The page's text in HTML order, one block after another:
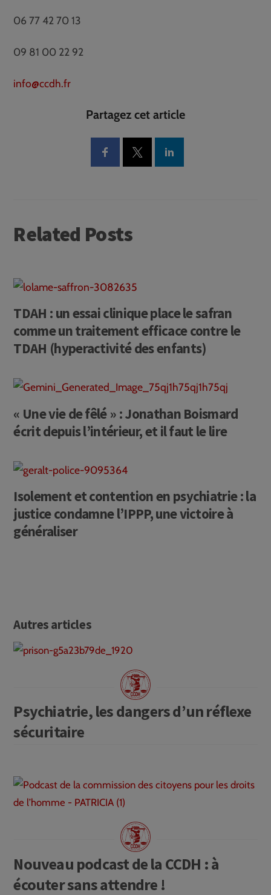
06 77 42 70 13
09 81 00 22 92
info@ccdh.fr
Partagez cet article
Related Posts
TDAH : un essai clinique place le safran
comme un traitement efficace contre le
TDAH (hyperactivité des enfants)
« Une vie de fêlé » : Jonathan Boismard
écrit depuis l’intérieur, et il faut le lire
Isolement et contention en psychiatrie : la
justice condamne l’IPPP, une victoire à
généraliser
Autres articles
Psychiatrie, les dangers d’un réflexe
sécuritaire
Nouveau podcast de la CCDH : à
écouter sans attendre !